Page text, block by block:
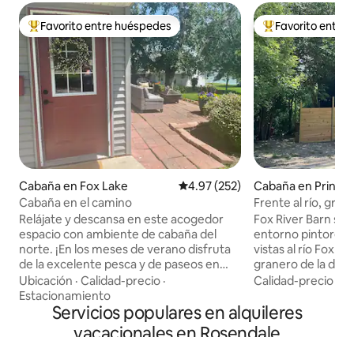
Favorito entre huéspedes preferido
Favorito entre huéspedes
Cabaña en Fox Lake Calificación promedio: 4.97 de
4.97 (252)
Cabaña en el camino
Relájate y descansa en este acogedor
espacio con ambiente de cabaña del
norte. ¡En los meses de verano disfruta
de la excelente pesca y de paseos en
bote y en invierno diviértete practicando
la pesca en hielo en el hermoso lago Fox!
*Lee la descripción completa y mira
todas las fotos de la propiedad *No es
Ubicación · Calidad-precio ·
Estacionamiento
Favorito entre
Favorito entre
Cabaña en
Frente al río,
*Cargador de
Fox River Barn
entorno
vistas al río Fox
granero de la
convertido con
servicios
en el refugio
Calidad-precio
Servicios populares en alquileres